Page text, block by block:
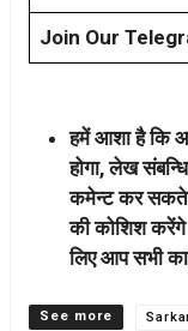
Join Our
हमें आशा है कि
होगा, लेख
कमेन्ट कर सकते
की कोशिश
लिए आप सभी
Categories